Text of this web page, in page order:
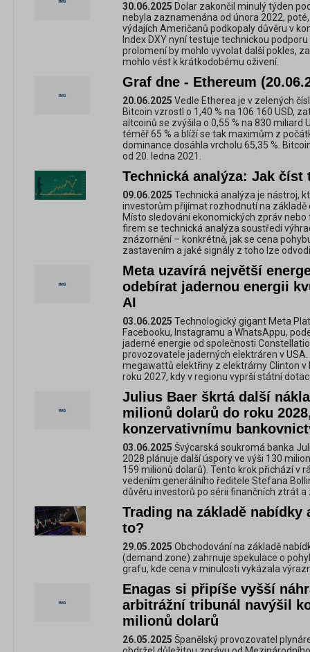
30.06.2025 Dolar zakončil minulý týden
nebyla zaznamenána od února 2022,
výdajích Američanů podkopaly důvěru v
Index DXY nyní testuje technickou
prolomení by mohlo vyvolat další pokles,
mohlo vést k krátkodobému oživení.
Graf dne - Ethereum
20.06.2025 Vedle Etherea je v zelených
Bitcoin vzrostl o 1,40 % na 106 160 USD,
altcoinů se zvýšila o 0,55 % na 830 miliard
téměř 65 % a blíží se tak maximům z
dominance dosáhla vrcholu 65,35 %.
od 20. ledna 2021.
Technická analýza: Jak číst
09.06.2025 Technická analýza je nástroj,
investorům přijímat rozhodnutí na základě
Místo sledování ekonomických zpráv
firem se technická analýza soustředí
znázornění – konkrétně, jak se cena
zastavením a jaké signály z toho lze
Meta uzavírá největší
odebírat jadernou energii
AI
03.06.2025 Technologický gigant Meta
Facebooku, Instagramu a WhatsAppu,
jaderné energie od společnosti
provozovatele jaderných elektráren v
megawattů elektřiny z elektrárny Clinton v
roku 2027, kdy v regionu vyprší státní
Julius Baer škrtá další
milionů dolarů do roku
konzervativnímu
03.06.2025 Švýcarská soukromá banka
2028 plánuje další úspory ve výši 130
159 milionů dolarů). Tento krok přichází v
vedením generálního ředitele Stefana
důvěru investorů po sérii finančních ztrát a
Trading na základě nabídky
to?
29.05.2025 Obchodování na základě
(demand zone) zahrnuje spekulace o
grafu, kde cena v minulosti vykázala
Enagas si připíše vyšší
arbitrážní tribunál navýšil
milionů dolarů
26.05.2025 Španělský provozovatel